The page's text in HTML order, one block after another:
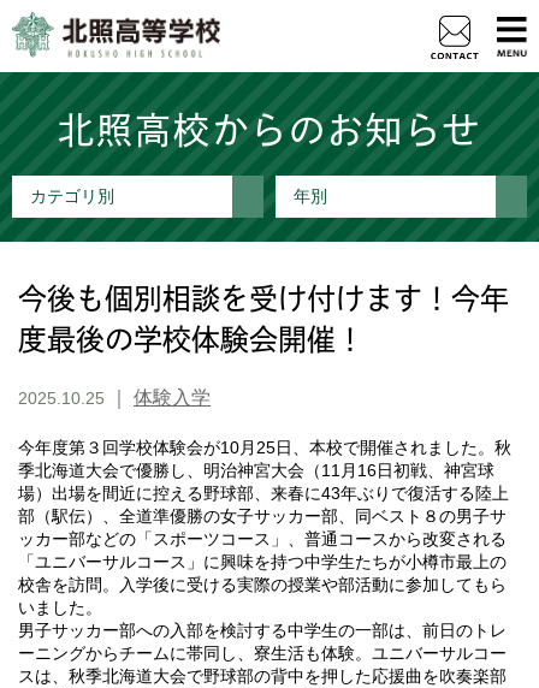
北照高校からのお知らせ
カテゴリ別 年別
今後も個別相談を受け付けます！今年
度最後の学校体験会開催！
2025.10.25 体験入学
今年度第３回学校体験会が10月25日、本校で開催されました。秋
季北海道大会で優勝し、明治神宮大会（11月16日初戦、神宮球
場）出場を間近に控える野球部、来春に43年ぶりで復活する陸上
部（駅伝）、全道準優勝の女子サッカー部、同ベスト８の男子サ
ッカー部などの「スポーツコース」、普通コースから改変される
「ユニバーサルコース」に興味を持つ中学生たちが小樽市最上の
校舎を訪問。入学後に受ける実際の授業や部活動に参加してもら
いました。
男子サッカー部への入部を検討する中学生の一部は、前日のトレ
ーニングからチームに帯同し、寮生活も体験。ユニバーサルコー
スは、秋季北海道大会で野球部の背中を押した応援曲を吹奏楽部